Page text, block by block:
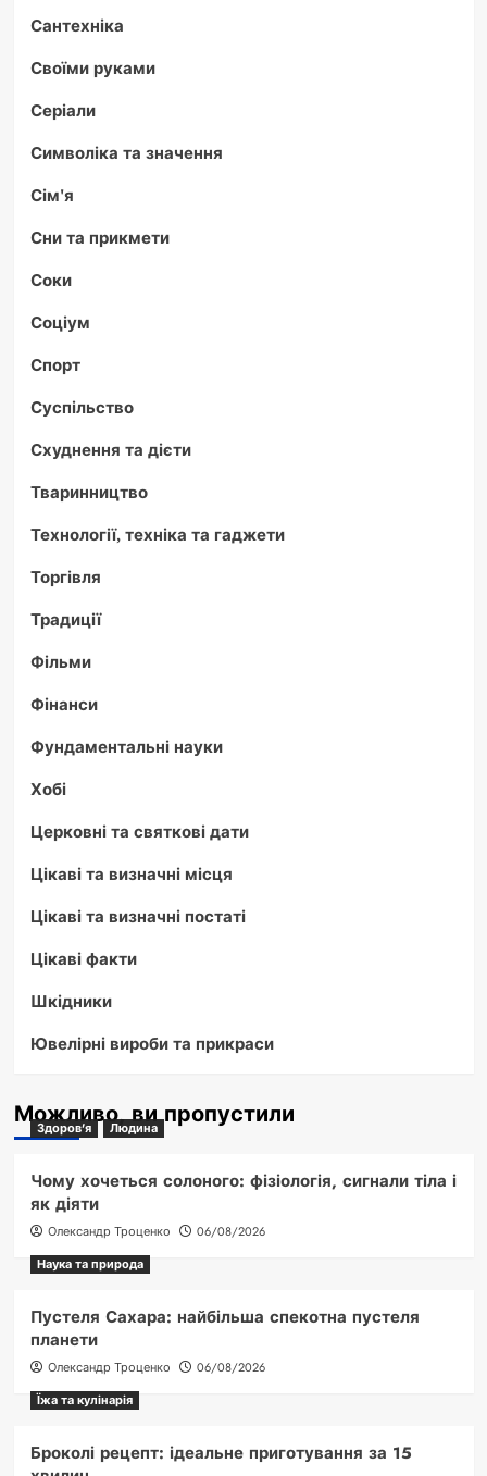
Сантехніка
Своїми руками
Серіали
Символіка та значення
Сім'я
Сни та прикмети
Соки
Соціум
Спорт
Суспільство
Схуднення та дієти
Тваринництво
Технології, техніка та гаджети
Торгівля
Традиції
Фільми
Фінанси
Фундаментальні науки
Хобі
Церковні та святкові дати
Цікаві та визначні місця
Цікаві та визначні постаті
Цікаві факти
Шкідники
Ювелірні вироби та прикраси
Можливо, ви пропустили
Здоров'я Людина
Чому хочеться солоного: фізіологія, сигнали тіла і
як діяти
Олександр Троценко
06/08/2026
Наука та природа
Пустеля Сахара: найбільша спекотна пустеля
планети
Олександр Троценко
06/08/2026
Їжа та кулінарія
Броколі рецепт: ідеальне приготування за 15